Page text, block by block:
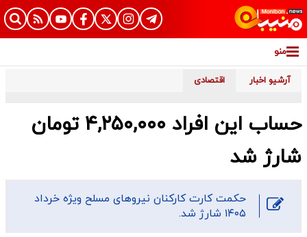
منو
آرشیو اخبار اقتصادی
حساب این افراد ۴,۲۵۰,۰۰۰ تومان
شارژ شد
حکمت کارت کارکنان نیرو‌های مسلح ویژه خرداد
۱۴۰۵ شارژ شد.